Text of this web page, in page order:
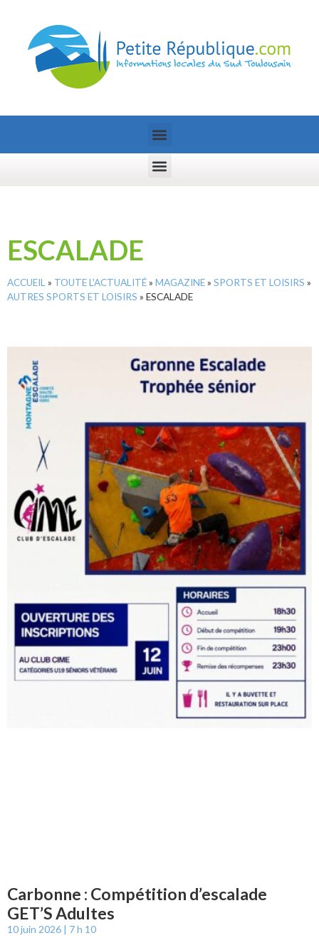
ESCALADE
ACCUEIL » TOUTE L'ACTUALITÉ» MAGAZINE» SPORTS ET LOISIRS »
AUTRES SPORTS ET LOISIRS » ESCALADE
Carbonne : Compétition d’escalade
GET’S Adultes
10 juin 2026 7 h 10